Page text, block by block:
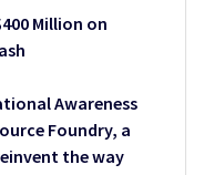
Million on
Awareness
Foundry, a
the way